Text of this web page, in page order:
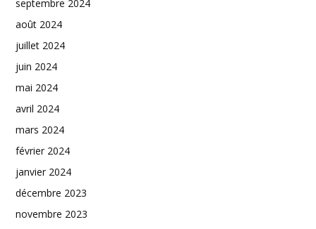
septembre 2024
août 2024
juillet 2024
juin 2024
mai 2024
avril 2024
mars 2024
février 2024
janvier 2024
décembre 2023
novembre 2023